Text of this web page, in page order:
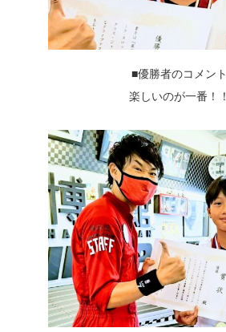
■優勝者のコメント
楽しいのが一番！！